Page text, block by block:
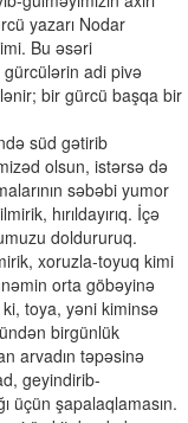
yazarı Nodar
Bu əsəri
adi pivə
bir gürcü başqa bir
süd gətirib
olsun, istərsə də
səbəbi yumor
hırıldayırıq. İçə
doldururuq.
xoruzla-toyuq kimi
orta göbəyinə
toya, yəni kiminsə
birgünlük
arvadın təpəsinə
geyindirib-
üçün şapalaqlamasın.